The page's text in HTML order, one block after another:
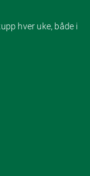
hver uke, både i